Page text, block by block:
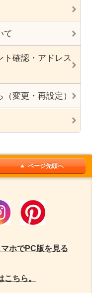
て
ト確認・アドレス
変更・再設定）
ページ先頭へ
マホでPC版を見る
ちら。